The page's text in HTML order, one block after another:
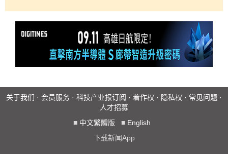
关于我们 · 会员服务 · 科技产业报订阅 · 着作权 · 隐私权 · 常见问题 ·
人才招募
■ 中文繁體版 ■ English
下载新闻App